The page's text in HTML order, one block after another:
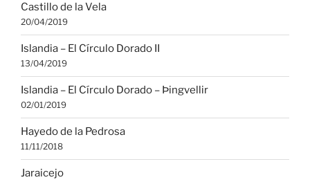
Castillo de la Vela
20/04/2019
Islandia – El Círculo Dorado II
13/04/2019
Islandia – El Círculo Dorado – Þingvellir
02/01/2019
Hayedo de la Pedrosa
11/11/2018
Jaraicejo